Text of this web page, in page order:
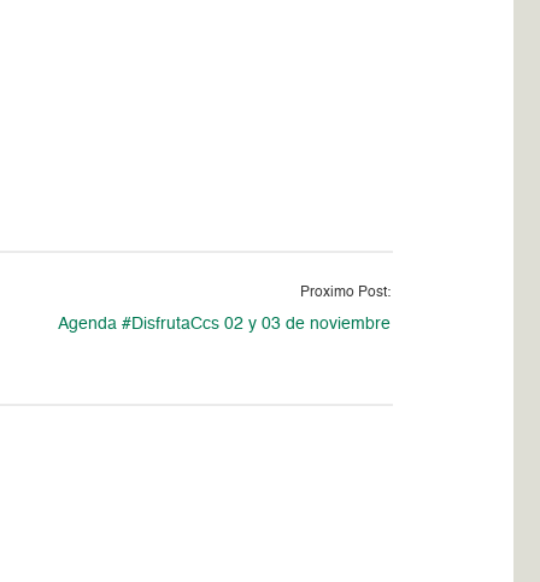
Proximo Post:
Agenda #DisfrutaCcs 02 y 03 de noviembre